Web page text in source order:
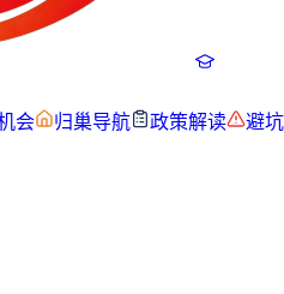
会 归巢导航 政策解读
避坑